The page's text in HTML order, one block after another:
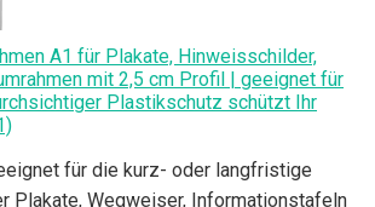
A1 für Plakate, Hinweisschilder,
mit 2,5 cm Profil | geeignet für
Plastikschutz schützt Ihr
für die kurz- oder langfristige
Plakate, Wegweiser, Informationstafeln